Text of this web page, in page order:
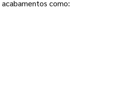
como: